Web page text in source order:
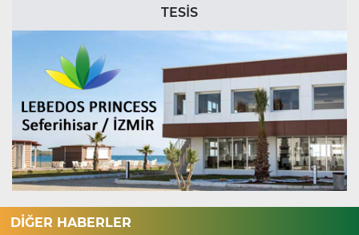
TESİS
DİĞER HABERLER